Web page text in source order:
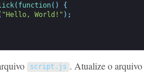
( function( )
{
"Hello, World!" ) ;
script . js . Atualize o arquivo